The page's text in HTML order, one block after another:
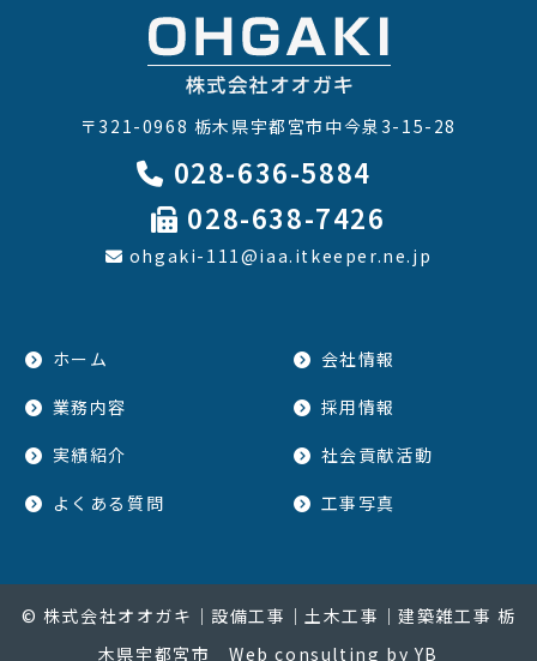
〒321-0968 栃木県宇都宮市中今泉3-15-28
028-636-5884
028-638-7426
ohgaki-111@iaa.itkeeper.ne.jp
ホーム
業務内容
実績紹介
よくある質問
会社情報
採用情報
社会貢献活動
工事写真
© 株式会社オオガキ｜設備工事｜土木工事｜建築雑工事 栃
木県宇都宮市Web consulting by YB